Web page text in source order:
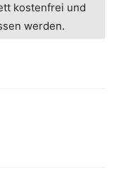
kostenfrei und
werden.